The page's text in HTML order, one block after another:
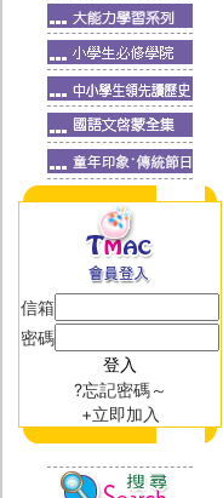
信箱
密碼
?忘記密碼～
+立即加入